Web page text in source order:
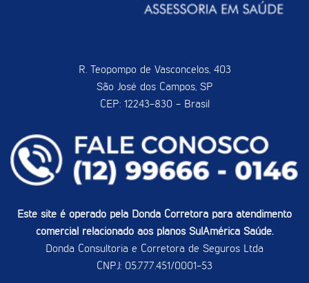
R. Teopompo de Vasconcelos, 403
São José dos Campos, SP
CEP: 12243-830 - Brasil
Este site é operado pela Donda Corretora para atendimento
comercial relacionado aos planos SulAmérica Saúde.
Donda Consultoria e Corretora de Seguros Ltda
CNPJ: 05.777.451/0001-53